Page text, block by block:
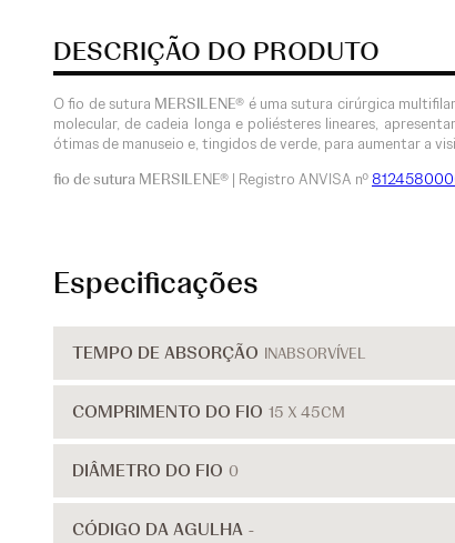
DESCRIÇÃO DO PRODUTO
O fio de sutura MERSILENE® é uma sutura cirúrgica
molecular, de cadeia longa e poliésteres lineares,
ótimas de manuseio e, tingidos de verde, para aumentar a
fio de sutura MERSILENE® | Registro ANVISA nº
Especificações
TEMPO DE ABSORÇÃO INABSORVÍVEL
COMPRIMENTO DO FIO 15 X 45CM
DIÂMETRO DO FIO 0
CÓDIGO DA AGULHA -